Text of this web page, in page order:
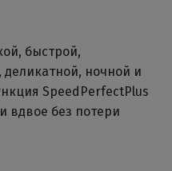
быстрой,
ночной и
SpeedPerfectPlus
вдвое без потери